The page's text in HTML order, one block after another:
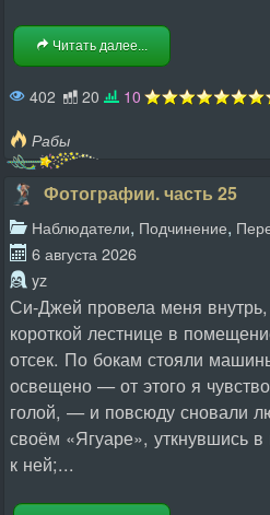
Читать далее...
402 20
10
Рабы
Фотографии. часть 25
Наблюдатели, Подчинение,
6 августа 2026
yz
Си-Джей провела меня
короткой лестнице в
отсек. По бокам стояли
освещено — от этого я
голой, — и повсюду сновали
своём «Ягуаре», уткнувшись
к ней;...